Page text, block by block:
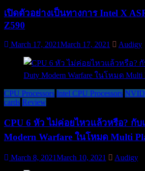
เปิดตัวอย่างเป็นทางการ Intel X
Z590
March 17, 2021March 17, 2021 Audigy
CPU Processors Intel CPU Processors
cards Review
CPU 6 หัว ไม่ค่อยไหวแล้วหรือ? กับ
Modern Warfare ในโหมด Multi
March 8, 2021March 10, 2021 Audigy